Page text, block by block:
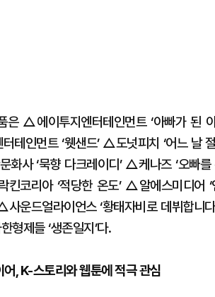
은 △에이투지엔터테인먼트 ‘아빠가 된
테인먼트 ‘웻샌드’ △도넛피치 ‘어느 날
화사 ‘묵향 다크레이디’ △케나즈 ‘오빠
코리아 ‘적당한 온도’ △알에스미디어
운드얼라이언스 ‘황태자비로 데뷔합니
형제들 ‘생존일지’다.
, K-스토리와 웹툰에 적극 관심